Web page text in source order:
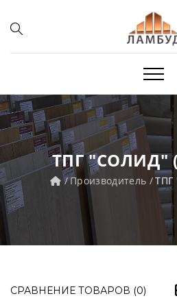
ТПГ "СОЛИД"
Производитель ТПГ
СРАВНЕНИЕ ТОВАРОВ (0)